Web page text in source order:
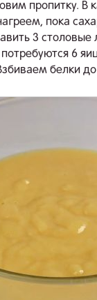
пропитку.
пока
3 столовые
6
белки